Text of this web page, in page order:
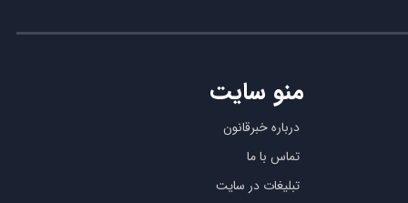
درباره خبرقانون
تماس با ما
تبلیغات در سایت
منو سایت